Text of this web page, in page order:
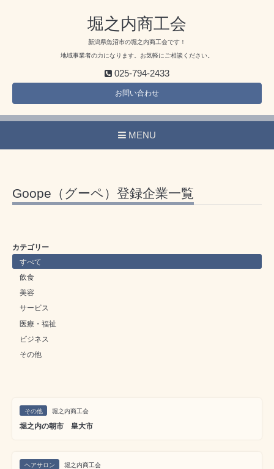
堀之内商工会
新潟県魚沼市の堀之内商工会です！
地域事業者の力になります。お気軽にご相談ください。
025-794-2433
お問い合わせ
MENU
Goope（グーペ）登録企業一覧
カテゴリー
すべて
飲食
美容
サービス
医療・福祉
ビジネス
その他
その他 堀之内商工会
堀之内の朝市 皇大市
ヘアサロン 堀之内商工会